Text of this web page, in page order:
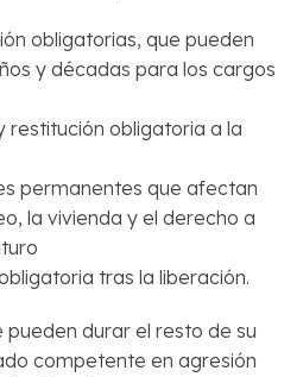
obligatorias, que pueden
y décadas para los cargos
restitución obligatoria a la
permanentes que afectan
la vivienda y el derecho a
tras la liberación.
pueden durar el resto de su
competente en agresión